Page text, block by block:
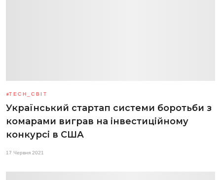
TECH_СВІТ
Український стартап системи боротьби з
комарами виграв на інвестиційному
конкурсі в США
17 Червня 2021